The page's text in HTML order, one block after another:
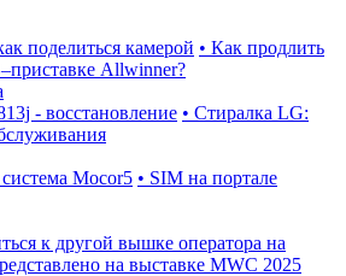
поделиться камерой • Как продлить
Allwinner?
- восстановление • Стиралка LG:
Mocor5 • SIM на портале
к другой вышке оператора на
на выставке MWC 2025